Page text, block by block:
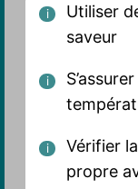
Utiliser
saveur
Vérifier
propre